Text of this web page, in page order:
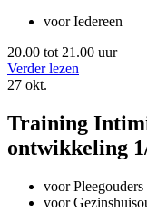
voor Iedereen
20.00 tot 21.00 uur
Verder lezen
27 okt.
Training
ontwikkeling
voor Pleegouders
voor